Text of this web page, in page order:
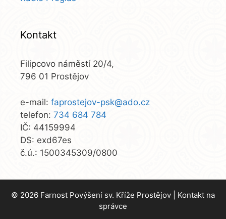
Kontakt
Filipcovo náměstí 20/4,
796 01 Prostějov
e-mail: faprostejov-psk@ado.cz
telefon: 734 684 784
IČ: 44159994
DS: exd67es
č.ú.: 1500345309/0800
© 2026 Farnost Povýšení sv. Kříže Prostějov | Kontakt na
správce